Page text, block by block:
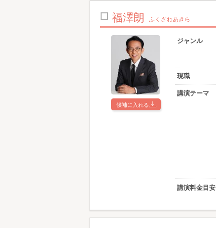
福澤朗 ふくざわあきら
候補に入れる
ジャンル
現職
講演テーマ
講演料金目安